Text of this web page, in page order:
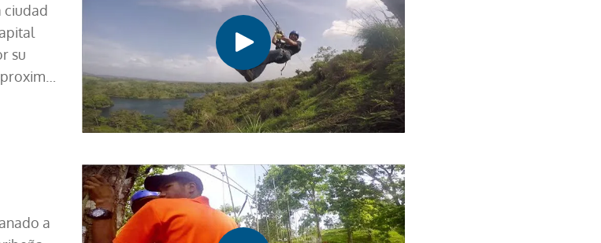
ciudad
su
a